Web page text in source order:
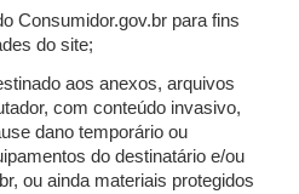
Consumidor.gov.br para fins
do site;
aos anexos, arquivos
com conteúdo invasivo,
dano temporário ou
do destinatário e/ou
ou ainda materiais protegidos